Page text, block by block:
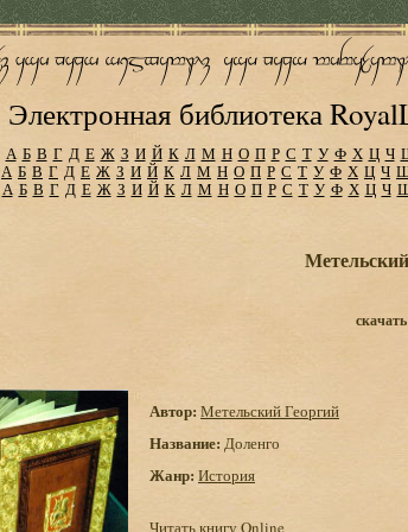
Электронная библиотека
А Б В Г Д Е Ж З И Й К Л М Н О П Р С Т У Ф Х Ц Ч
А Б В Г Д Е Ж З И Й К Л М Н О П Р С Т У Ф Х Ц Ч
А Б В Г Д Е Ж З И Й К Л М Н О П Р С Т У Ф Х Ц Ч
Автор: Метельский Георгий
Название: Доленго
Жанр: История
Читать книгу Online